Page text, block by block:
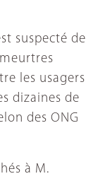
suspecté de
les usagers
dizaines de
des ONG
à M.